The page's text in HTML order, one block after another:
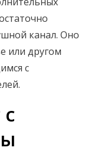
канал. Оно
или другом
с